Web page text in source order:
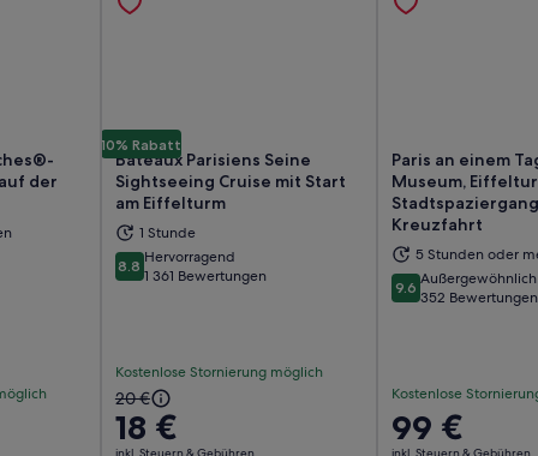
der
in einem neuen Tab geöffnet
10% Rabatt
Bateaux Parisiens Seine
Sightseeing Cruise mit Start
am Eiffelturm
1 Stunde
8.88.8 von 10
Hervorragend
1 361 Bewertungen
Kostenlose Stornierung möglich
Der
vorherige
Preis
20 €
18 €
Wird in einem neuen Tab
Paris an einem
Museum,
Kreuzfahrt
5 Stunden oder
9.69.6 von 10
Außergewöhnlich
352 Bewertungen
Kostenlose
Der
Preis
99 €